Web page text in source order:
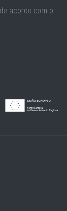
acordo com o